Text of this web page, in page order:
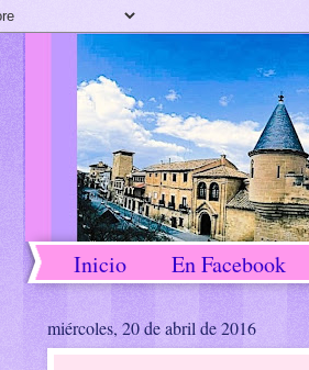
Inicio En Facebook
miércoles, 20 de abril de 2016